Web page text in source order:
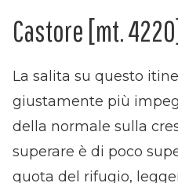
Castore [mt. 4220]
La salita su questo
giustamente più
della normale sulla
superare è di poco
quota del rifugio,